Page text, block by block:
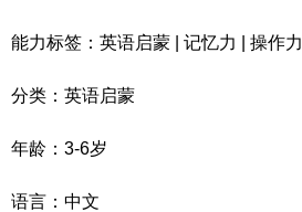
能力标签：英语启蒙 | 记忆力 | 操作力
分类：英语启蒙
年龄：3-6岁
语言：中文